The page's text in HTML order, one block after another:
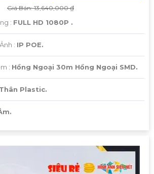
Giá Bán: 13,640,000 ₫
: FULL HD 1080P .
: IP POE.
: Hồng Ngoại 30m Hồng Ngoại SMD.
Thân Plastic.